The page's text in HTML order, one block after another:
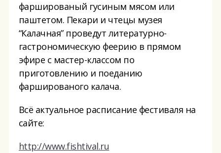
фаршированый гусиным мясом или
паштетом. Пекари и чтецы музея
“Калачная” проведут литературно-
гастрономическую феерию в прямом
эфире с мастер-классом по
приготовлению и поеданию
фаршированого калача.
Всё актуальное расписание фестиваля на
сайте:
http://www.fishtival.ru